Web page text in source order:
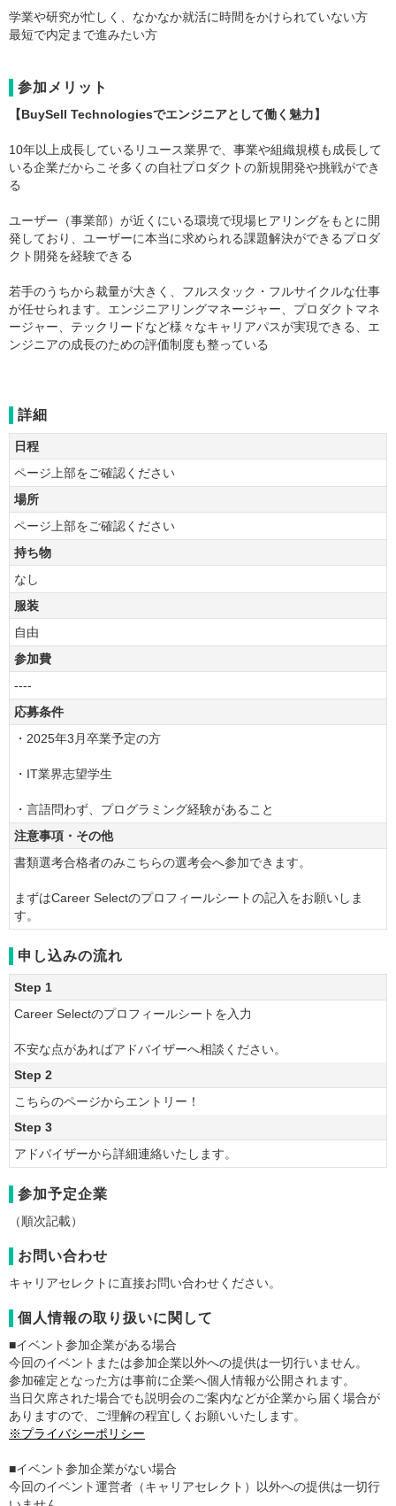
学業や研究が忙しく、なかなか就活に時間をかけられていない方
最短で内定まで進みたい方
参加メリット
【BuySell Technologiesでエンジニアとして働く魅力】
10年以上成長しているリユース業界で、事業や組織規模も成長して
いる企業だからこそ多くの自社プロダクトの新規開発や挑戦ができ
る
ユーザー（事業部）が近くにいる環境で現場ヒアリングをもとに開
発しており、ユーザーに本当に求められる課題解決ができるプロダ
クト開発を経験できる
若手のうちから裁量が大きく、フルスタック・フルサイクルな仕事
が任せられます。エンジニアリングマネージャー、プロダクトマネ
ージャー、テックリードなど様々なキャリアパスが実現できる、エ
ンジニアの成長のための評価制度も整っている
詳細
日程
ページ上部をご確認ください
場所
ページ上部をご確認ください
持ち物
なし
服装
自由
参加費
----
応募条件
・2025年3月卒業予定の方
・IT業界志望学生
・言語問わず、プログラミング経験があること
注意事項・その他
書類選考合格者のみこちらの選考会へ参加できます。
まずはCareer Selectのプロフィールシートの記入をお願いしま
す。
申し込みの流れ
Step 1
Career Selectのプロフィールシートを入力
不安な点があればアドバイザーへ相談ください。
Step 2
こちらのページからエントリー！
Step 3
アドバイザーから詳細連絡いたします。
参加予定企業
（順次記載）
お問い合わせ
キャリアセレクトに直接お問い合わせください。
個人情報の取り扱いに関して
■イベント参加企業がある場合
今回のイベントまたは参加企業以外への提供は一切行いません。
参加確定となった方は事前に企業へ個人情報が公開されます。
当日欠席された場合でも説明会のご案内などが企業から届く場合が
ありますので、ご理解の程宜しくお願いいたします。
※プライバシーポリシー
■イベント参加企業がない場合
今回のイベント運営者（キャリアセレクト）以外への提供は一切行